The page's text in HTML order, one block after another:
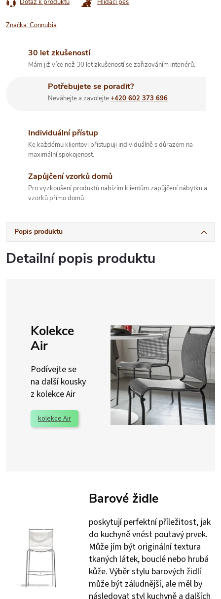
Značka:Connubia
30 let zkušeností
Mám již více než 30 let zkušeností se zařizováním interiérů.
Potřebujete se poradit?
Neváhejte a zavolejte+420 602 373 696
Individuální přístup
Ke každému klientovi přistupuji individuálně s důrazem na
maximální spokojenost.
Zapůjčení vzorků domů
Pro vyzkoušení produktů nabízím klientům zapůjčení nábytku a
vzorků přímo domů.
Popis produktu
Detailní popis produktu
Kolekce
Air
Podívejte se
na další kousky
z kolekce Air
kolekce Air
Barové židle
poskytují perfektní příležitost, jak
do kuchyně vnést poutavý prvek.
Může jím být originální textura
tkaných látek, bouclé nebo hrubá
kůže. Výběr stylu barových židlí
může být záludnější, ale měl by
následovat styl kuchyně a dalších